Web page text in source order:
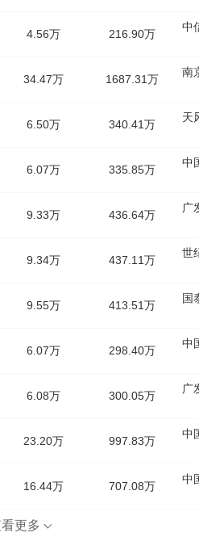
4.56万 216.90万
中
34.47万 1687.31万
南
6.50万 340.41万
天
6.07万 335.85万
中
9.33万 436.64万
广
9.34万 437.11万
世
9.55万 413.51万
国
6.07万 298.40万
中
6.08万 300.05万
广
23.20万 997.83万
中
16.44万 707.08万
中
更多